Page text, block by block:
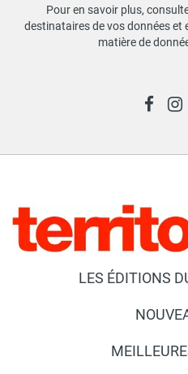
Pour en savoir plus,
destinataires de vos données et
matière de
LES ÉDITIONS